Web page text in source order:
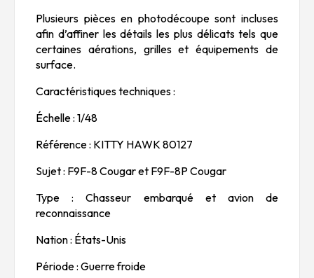
Plusieurs pièces en photodécoupe sont incluses
afin d’affiner les détails les plus délicats tels que
certaines aérations, grilles et équipements de
surface.
Caractéristiques techniques :
Échelle : 1/48
Référence : KITTY HAWK 80127
Sujet : F9F-8 Cougar et F9F-8P Cougar
Type : Chasseur embarqué et avion de
reconnaissance
Nation : États-Unis
Période : Guerre froide